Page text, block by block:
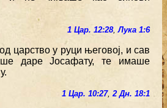
1 Цар. 12:28,Лука 1:6
царство у руци његовој, и сав
даре Јосафату, те имаше
1 Цар. 10:27,2 Дн. 18:1